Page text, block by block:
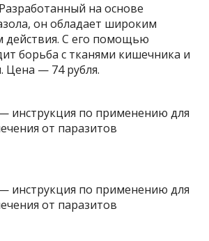
на основе
он обладает широким
действия. С его помощью
борьба с тканями кишечника и
Цена — 74 рубля.